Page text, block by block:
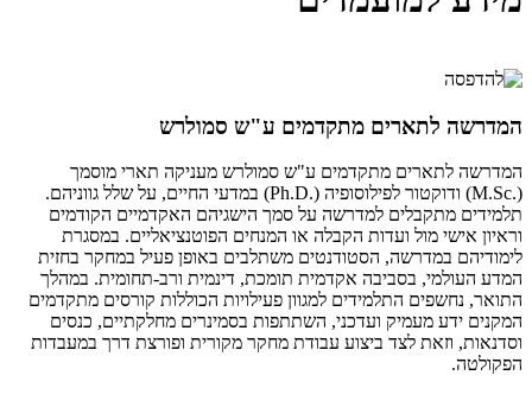
המדרשה לתארים מתקדמים ע"ש סמולרש
המדרשה לתארים מתקדמים ע"ש סמולרש מעניקה תארי מוסמך
(.M.Sc) ודוקטור לפילוסופיה (.Ph.D) במדעי החיים, על שלל גווניהם.
תלמידים מתקבלים למדרשה על סמך הישגיהם האקדמיים הקודמים
וראיון אישי מול ועדות הקבלה או המנחים הפוטנציאליים. במסגרת
לימודיהם במדרשה, הסטודנטים משתלבים באופן פעיל במחקר בחזית
המדע העולמי, בסביבה אקדמית תומכת, דינמית ורב-תחומית. במהלך
התואר, נחשפים התלמידים למגוון פעילויות הכוללות קורסים מתקדמים
המקנים ידע מעמיק ועדכני, השתתפות בסמינרים מחלקתיים, כנסים
וסדנאות, וזאת לצד ביצוע עבודת מחקר מקורית ופורצת דרך במעבדות
הפקולטה.